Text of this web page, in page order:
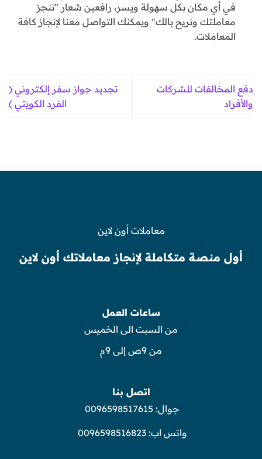
في أي مكان بكل سهولة ويسر، رافعين شعار "ننجز
معاملتك ونريح بالك" ويمكنك التواصل معنا لإنجاز كافة
المعاملات.
دفع المخالفات للشركات
والأفراد
تجديد جواز سفر إلكتروني (
الفرد الكويتي )
معاملات أون لاين
أول منصة متكاملة لإنجاز معاملاتك أون لاين
ساعات العمل
من السبت الى الخميس
من 9ص إلى 9م
اتصل بنا
جوال: 0096598517615
واتس اب:0096598516823